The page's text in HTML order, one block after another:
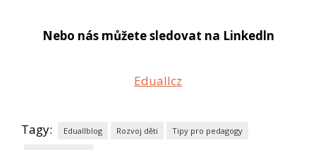
Nebo nás můžete sledovat na Linkedln
Eduallcz
Tagy: Eduallblog Rozvoj děti Tipy pro pedagogy